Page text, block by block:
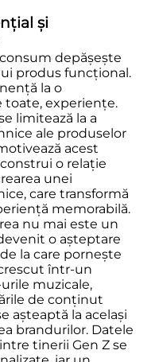
și
depășește
produs funcțional.
la o
toate, experiențe.
limitează la a
ale produselor
acest
o relație
unei
care transformă
memorabilă.
nu mai este un
o așteptare
la care pornește
într-un
muzicale,
de conținut
așteaptă la același
brandurilor. Datele
tinerii Gen Z se